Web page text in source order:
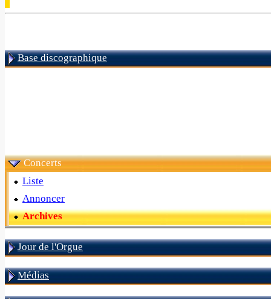
Base discographique
Concerts
Liste
Annoncer
Archives
Jour de l'Orgue
Médias